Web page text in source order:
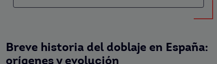
Breve historia del doblaje en España:
orígenes y evolución